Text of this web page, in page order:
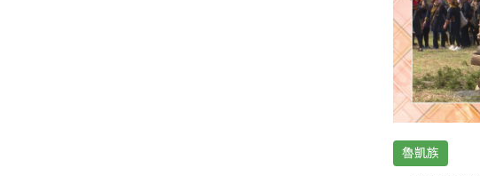
魯凱族